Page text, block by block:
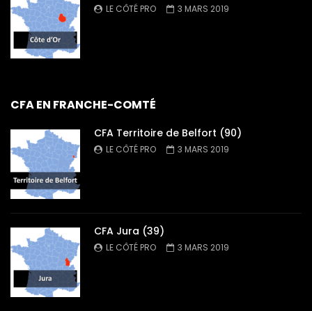
LE CÔTÉ PRO 3 MARS 2019
CFA EN FRANCHE-COMTÉ
CFA Territoire de Belfort (90)
LE CÔTÉ PRO 3 MARS 2019
CFA Jura (39)
LE CÔTÉ PRO 3 MARS 2019